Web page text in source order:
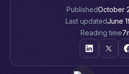
PublishedOctober
Last updatedJune
Reading time7